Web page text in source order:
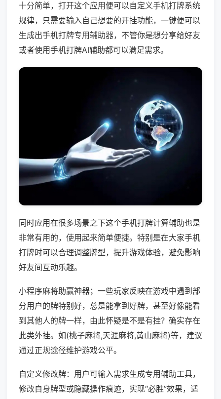
十分简单，打开这个应用便可以自定义手机打牌系统
规律，只需要输入自己想要的开挂功能，一键便可以
生成出手机打牌专用辅助器，不管你是想分享给好友
或者使用手机打牌AI辅助都可以满足需求。
同时应用在很多场景之下这个手机打牌计算辅助也是
非常有用的，使用起来简单便捷。特别是在大家手机
打牌时可以合理调整牌型，提升游戏体验，避免影响
好友间互动乐趣。
小程序麻将助赢神器；一些玩家反映在游戏中遇到部
分用户的牌特别好，总是能拿到好牌，甚至好像能看
到其他人的牌一样，由此怀疑是不是有挂？确实存在
此类外挂。如(桃子麻将,天涯麻将,黄山麻将)等，建议
通过正规途径维护游戏公平。
自定义修改牌：用户可输入需求生成专用辅助工具，
修改自身牌型或隐藏操作痕迹，实现“必胜”效果，适